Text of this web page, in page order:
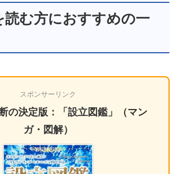
読む方におすすめの一
スポンサーリンク
の決定版：「設立図鑑」（マン
ガ・図解）